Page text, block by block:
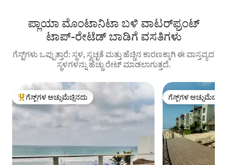
ಪ್ಲಾಯಾ ಮೊಂಟಾನಿಟಾ ಬಳಿ ವಾಟರ್‌ಫ್ರಂಟ್
ಟಾಪ್-ರೇಟೆಡ್ ಬಾಡಿಗೆ ವಸತಿಗಳು
ಗೆಸ್ಟ್‌ಗಳು ಒಪ್ಪುತ್ತಾರೆ: ಸ್ಥಳ, ಸ್ವಚ್ಛತೆ ಮತ್ತು ಹೆಚ್ಚಿನ ಕಾರಣಕ್ಕಾಗಿ ಈ ವಾಸ್ತವ್ಯದ
ಸ್ಥಳಗಳನ್ನು ಹೆಚ್ಚು ರೇಟ್ ಮಾಡಲಾಗುತ್ತದೆ.
ಗೆಸ್ಟ್‌ಗಳಿಗೆ ಅತಿ ಹೆಚ್ಚು ಅಚ್ಚುಮೆಚ್ಚಿನದು
ಗೆಸ್ಟ್‌ಗಳ ಅಚ್ಚುಮೆಚ್ಚಿನದು ಗೆಸ್ಟ್‌ಗಳ
ಗೆಸ್ಟ್‌ಗಳ